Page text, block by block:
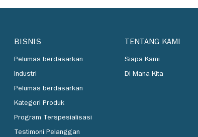
BISNIS
Pelumas berdasarkan
Industri
Pelumas berdasarkan
Kategori Produk
Program Terspesialisasi
Testimoni Pelanggan
TENTANG KAMI
Siapa Kami
Di Mana Kita